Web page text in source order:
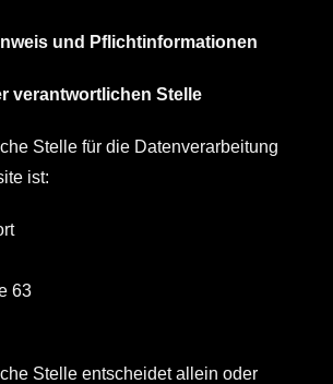
und Pflichtinformationen
verantwortlichen Stelle
Stelle für die Datenverarbeitung
ist:
63
Stelle entscheidet allein oder